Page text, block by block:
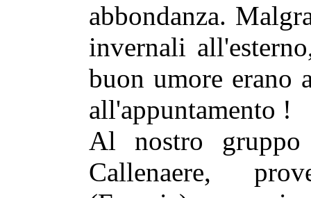
abbondanza.
invernali
buon umore erano
all'appuntamento !
Al nostro
Callenaere,